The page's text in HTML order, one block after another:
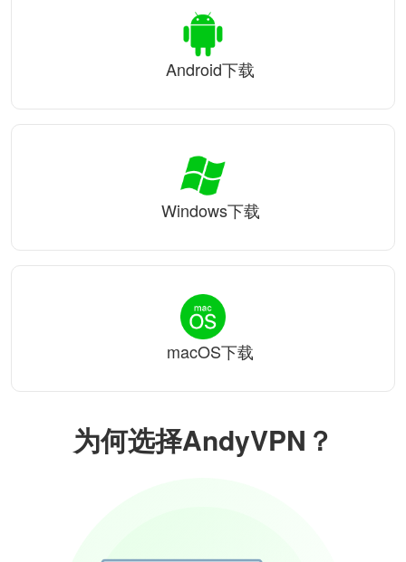
为何选择AndyVPN？
Android下载
Windows下载
macOS下载